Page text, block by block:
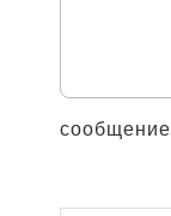
сообщение